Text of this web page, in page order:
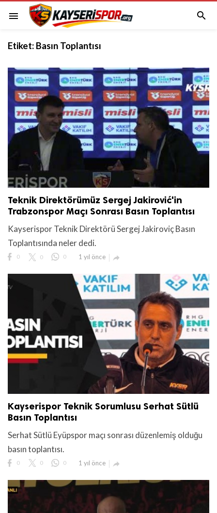
menu 
Etiket: Basın Toplantısı
Teknik Direktörümüz Sergej Jakirović'in
Trabzonspor Maçı Sonrası Basın Toplantısı
Kayserispor Teknik Direktörü Sergej Jakiroviç Basın
Toplantısında neler dedi.
0 0 0 1 yıl önce 
Kayserispor Teknik Sorumlusu Serhat Sütlü
Basın Toplantısı
Serhat Sütlü Eyüpspor maçı sonrası düzenlemiş olduğu
basın toplantısı.
0 0 0 1 yıl önce 